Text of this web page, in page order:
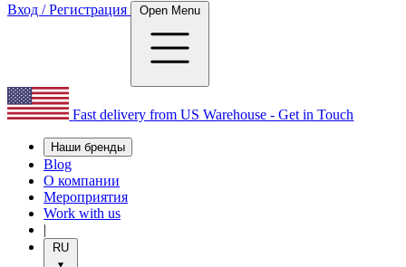
Вход / Регистрация Open Menu
Fast delivery from US Warehouse - Get in Touch
Наши бренды
Blog
О компании
Мероприятия
Work with us
|
RU